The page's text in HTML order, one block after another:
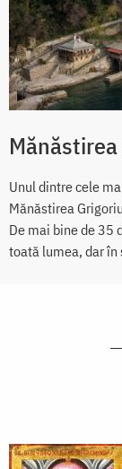
Unul dintre cele
Mănăstirea
De mai bine de 35
toată lumea, dar